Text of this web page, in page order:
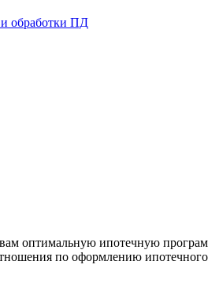
обработки ПД
оптимальную ипотечную
по оформлению